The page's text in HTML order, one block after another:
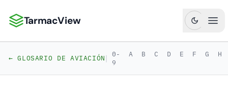
TarmacView: Análisis de Aviación de Precisión
TarmacView
← GLOSARIO DE AVIACIÓN| 0-
9
A B C D E F G H